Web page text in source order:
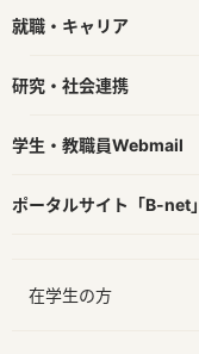
就職・キャリア
研究・社会連携
学生・教職員Webmail
ポータルサイト「B-net」
在学生の方